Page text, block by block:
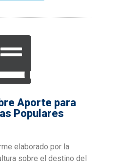
Aporte para
Populares
elaborado por la
sobre el destino del